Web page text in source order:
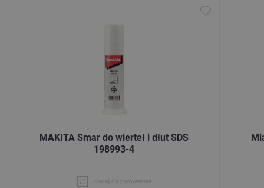
MAKITA Smar do wierteł i dłut SDS
198993-4
dodaj do porównania